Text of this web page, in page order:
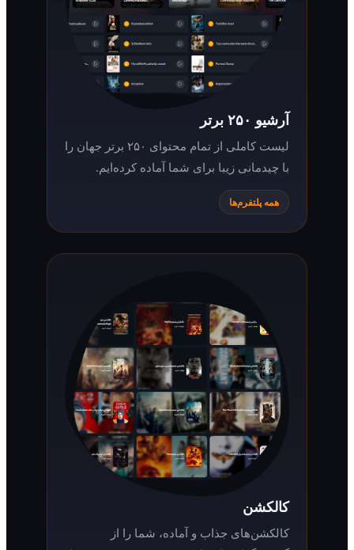
آرشیو ۲۵۰ برتر
لیست کاملی از تمام محتوای ۲۵۰ برتر جهان را
با چیدمانی زیبا برای شما آماده کرده‌ایم.
همه پلتفرم‌ها
کالکشن
کالکشن‌های جذاب و آماده، شما را از